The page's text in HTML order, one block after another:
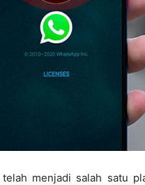
menjadi salah satu